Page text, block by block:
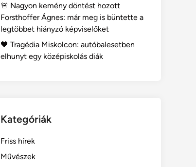
🚨 Nagyon kemény döntést hozott
Forsthoffer Ágnes: már meg is büntette a
legtöbbet hiányzó képviselőket
🖤 Tragédia Miskolcon: autóbalesetben
elhunyt egy középiskolás diák
Kategóriák
Friss hírek
Művészek